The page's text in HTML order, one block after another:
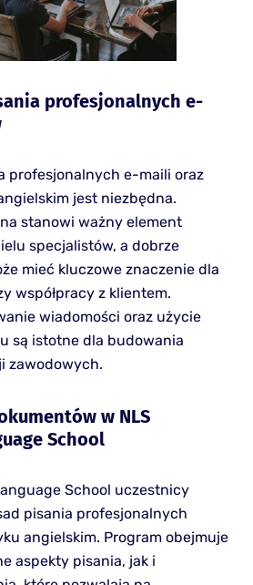
profesjonalnych e-
profesjonalnych e-maili oraz
jest niezbędna.
stanowi ważny element
specjalistów, a dobrze
mieć kluczowe znaczenie dla
współpracy z klientem.
wiadomości oraz użycie
są istotne dla budowania
zawodowych.
w NLS
School
School uczestnicy
pisania profesjonalnych
angielskim. Program obejmuje
aspekty pisania, jak i